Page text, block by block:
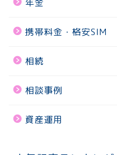
年金
携帯料金・格安SIM
相続
相談事例
資産運用